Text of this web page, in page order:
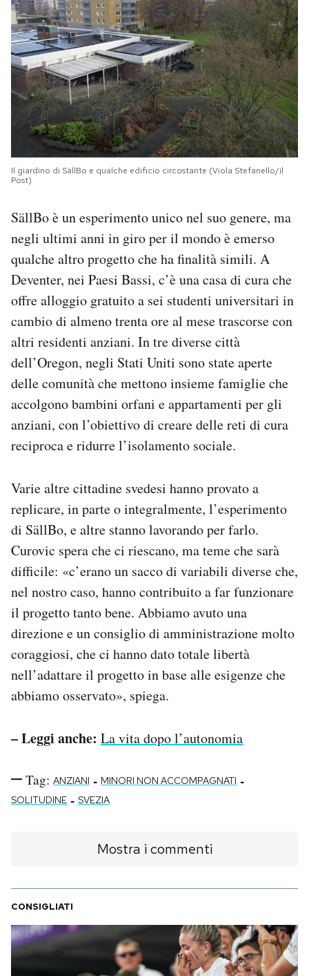
Il giardino di SällBo e qualche edificio circostante (Viola Stefanello/il
Post)
SällBo è un esperimento unico nel suo genere, ma
negli ultimi anni in giro per il mondo è emerso
qualche altro progetto che ha finalità simili. A
Deventer, nei Paesi Bassi, c’è una casa di cura che
offre alloggio gratuito a sei studenti universitari in
cambio di almeno trenta ore al mese trascorse con
altri residenti anziani. In tre diverse città
dell’Oregon, negli Stati Uniti sono state aperte
delle comunità che mettono insieme famiglie che
accolgono bambini orfani e appartamenti per gli
anziani, con l’obiettivo di creare delle reti di cura
reciproca e ridurre l’isolamento sociale.
Varie altre cittadine svedesi hanno provato a
replicare, in parte o integralmente, l’esperimento
di SällBo, e altre stanno lavorando per farlo.
Curovic spera che ci riescano, ma teme che sarà
difficile: «c’erano un sacco di variabili diverse che,
nel nostro caso, hanno contribuito a far funzionare
il progetto tanto bene. Abbiamo avuto una
direzione e un consiglio di amministrazione molto
coraggiosi, che ci hanno dato totale libertà
nell’adattare il progetto in base alle esigenze che
abbiamo osservato», spiega.
– Leggi anche: La vita dopo l’autonomia
Tag: ANZIANI - MINORI NON ACCOMPAGNATI -
SOLITUDINE - SVEZIA
Mostra i commenti
CONSIGLIATI